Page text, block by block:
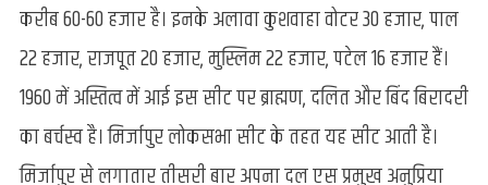
करीब 60-60 हजार है। इनके अलावा कुशवाहा वोटर 30 हजार, पाल
22 हजार, राजपूत 20 हजार, मुस्लिम 22 हजार, पटेल 16 हजार हैं।
1960 में अस्तित्व में आई इस सीट पर ब्राह्मण, दलित और बिंद बिरादरी
का बर्चस्व है। मिर्जापुर लोकसभा सीट के तहत यह सीट आती है।
मिर्जापुर से लगातार तीसरी बार अपना दल एस प्रमुख अनुप्रिया